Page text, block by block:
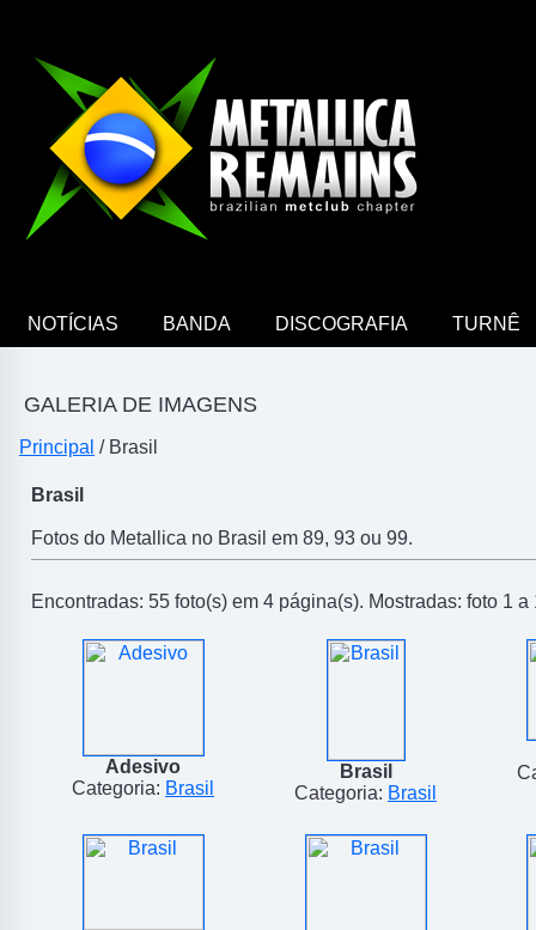
NOTÍCIAS BANDA DISCOGRAFIA TURNÊ
GALERIA DE IMAGENS
Principal / Brasil
Brasil
Fotos do Metallica no Brasil em 89, 93 ou 99.
Encontradas: 55 foto(s) em 4 página(s). Mostradas: foto 1 a
Adesivo
Categoria: Brasil
Brasil
Categoria: Brasil